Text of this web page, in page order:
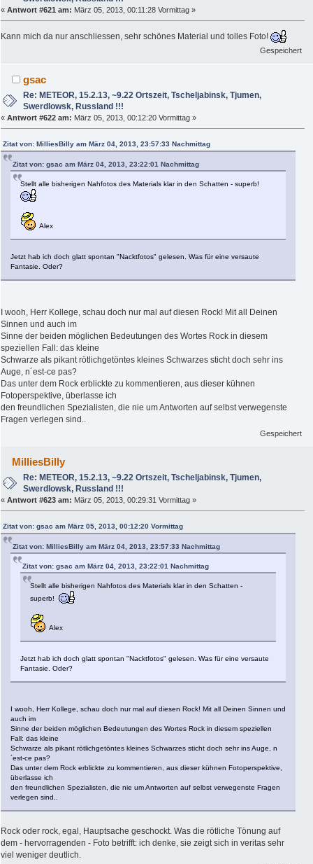
« Antwort #621 am: März 05, 2013, 00:11:28 Vormittag »
Kann mich da nur anschliessen, sehr schönes Material und tolles Foto!
Gespeichert
gsac
Re: METEOR, 15.2.13, ~9.22 Ortszeit, Tscheljabinsk, Tjumen,
Swerdlowsk, Russland !!!
« Antwort #622 am: März 05, 2013, 00:12:20 Vormittag »
Zitat von: MilliesBilly am März 04, 2013, 23:57:33 Nachmittag
Zitat von: gsac am März 04, 2013, 23:22:01 Nachmittag
Stellt alle bisherigen Nahfotos des Materials klar in den Schatten - superb!
Alex
Jetzt hab ich doch glatt spontan "Nacktfotos" gelesen. Was für eine versaute
Fantasie. Oder?
I wooh, Herr Kollege, schau doch nur mal auf diesen Rock! Mit all Deinen
Sinnen und auch im
Sinne der beiden möglichen Bedeutungen des Wortes Rock in diesem
speziellen Fall: das kleine
Schwarze als pikant rötlichgetöntes kleines Schwarzes sticht doch sehr ins
Auge, n´est-ce pas?
Das unter dem Rock erblickte zu kommentieren, aus dieser kühnen
Fotoperspektive, überlasse ich
den freundlichen Spezialisten, die nie um Antworten auf selbst verwegenste
Fragen verlegen sind..
Gespeichert
MilliesBilly
Re: METEOR, 15.2.13, ~9.22 Ortszeit, Tscheljabinsk, Tjumen,
Swerdlowsk, Russland !!!
« Antwort #623 am: März 05, 2013, 00:29:31 Vormittag »
Zitat von: gsac am März 05, 2013, 00:12:20 Vormittag
Zitat von: MilliesBilly am März 04, 2013, 23:57:33 Nachmittag
Zitat von: gsac am März 04, 2013, 23:22:01 Nachmittag
Stellt alle bisherigen Nahfotos des Materials klar in den Schatten -
superb!
Alex
Jetzt hab ich doch glatt spontan "Nacktfotos" gelesen. Was für eine versaute
Fantasie. Oder?
I wooh, Herr Kollege, schau doch nur mal auf diesen Rock! Mit all Deinen Sinnen und
auch im
Sinne der beiden möglichen Bedeutungen des Wortes Rock in diesem speziellen
Fall: das kleine
Schwarze als pikant rötlichgetöntes kleines Schwarzes sticht doch sehr ins Auge, n
´est-ce pas?
Das unter dem Rock erblickte zu kommentieren, aus dieser kühnen Fotoperspektive,
überlasse ich
den freundlichen Spezialisten, die nie um Antworten auf selbst verwegenste Fragen
verlegen sind..
Rock oder rock, egal, Hauptsache geschockt. Was die rötliche Tönung auf
dem - hervorragenden - Foto betrifft: ich denke, sie zeigt sich in veritas sehr
viel weniger deutlich.